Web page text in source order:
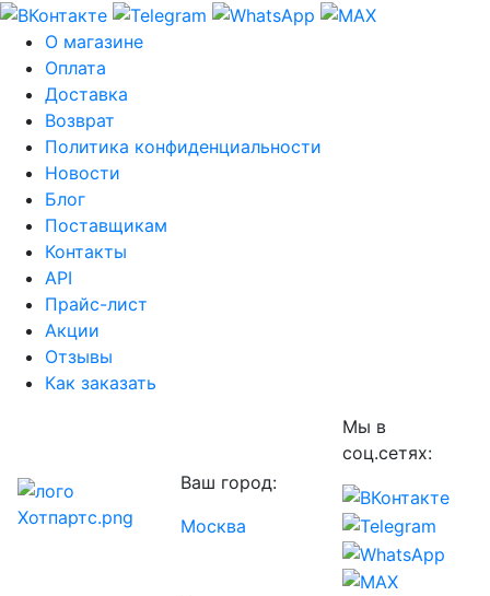
О магазине
Оплата
Доставка
Возврат
Политика конфиденциальности
Новости
Блог
Поставщикам
Контакты
API
Прайс-лист
Акции
Отзывы
Как заказать
Ваш город:
Москва
Мы в
соц.сетях: